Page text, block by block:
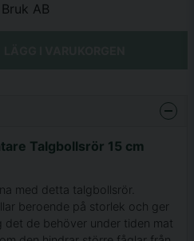
AB
Talgbollsrör 15 cm
med detta talgbollsrör.
beroende på storlek och ger
det de behöver under tiden mat